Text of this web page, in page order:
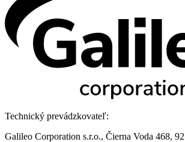
Technický prevádzkovateľ:
Galileo Corporation s.r.o., Čierna Voda 468,